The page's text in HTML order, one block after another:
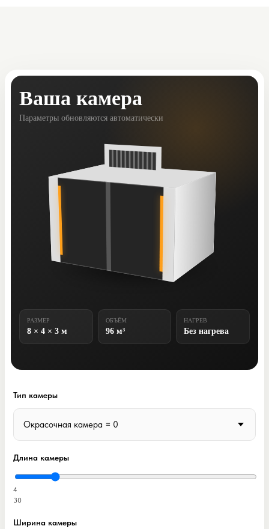
Ваша камера
Параметры обновляются автоматически
РАЗМЕР
8 × 4 × 3 м
ОБЪЁМ
96 м³
НАГРЕВ
Без нагрева
Тип камеры
Длина камеры
4
30
Ширина камеры